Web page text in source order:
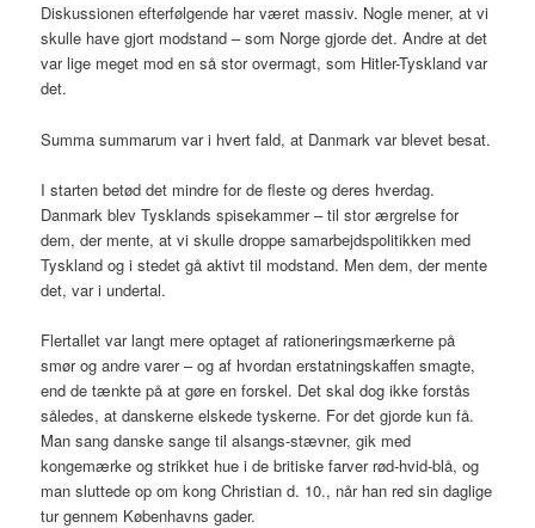
Diskussionen efterfølgende har været massiv. Nogle mener, at vi
skulle have gjort modstand – som Norge gjorde det. Andre at det
var lige meget mod en så stor overmagt, som Hitler-Tyskland var
det.
Summa summarum var i hvert fald, at Danmark var blevet besat.
I starten betød det mindre for de fleste og deres hverdag.
Danmark blev Tysklands spisekammer – til stor ærgrelse for
dem, der mente, at vi skulle droppe samarbejdspolitikken med
Tyskland og i stedet gå aktivt til modstand. Men dem, der mente
det, var i undertal.
Flertallet var langt mere optaget af rationeringsmærkerne på
smør og andre varer – og af hvordan erstatningskaffen smagte,
end de tænkte på at gøre en forskel. Det skal dog ikke forstås
således, at danskerne elskede tyskerne. For det gjorde kun få.
Man sang danske sange til alsangs-stævner, gik med
kongemærke og strikket hue i de britiske farver rød-hvid-blå, og
man sluttede op om kong Christian d. 10., når han red sin daglige
tur gennem Københavns gader.